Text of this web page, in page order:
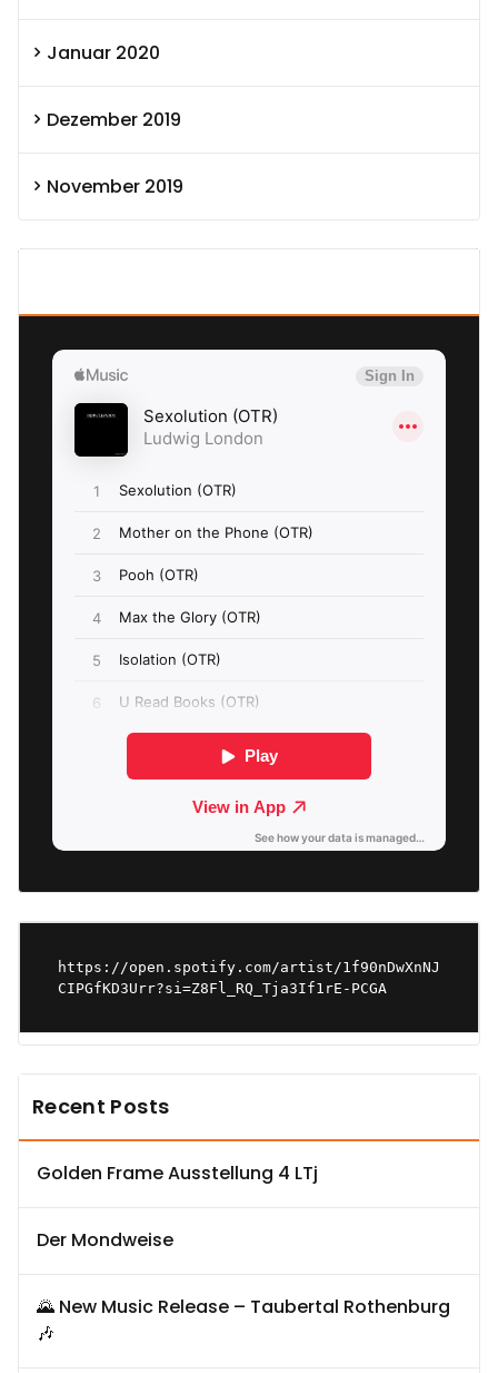
Januar 2020
Dezember 2019
November 2019
https://open.spotify.com/artist/1f90nDwXnNJ
CIPGfKD3Urr?si=Z8Fl_RQ_Tja3If1rE-PCGA
Recent Posts
Golden Frame Ausstellung 4 LTj
Der Mondweise
🌄 New Music Release – Taubertal Rothenburg
🎶